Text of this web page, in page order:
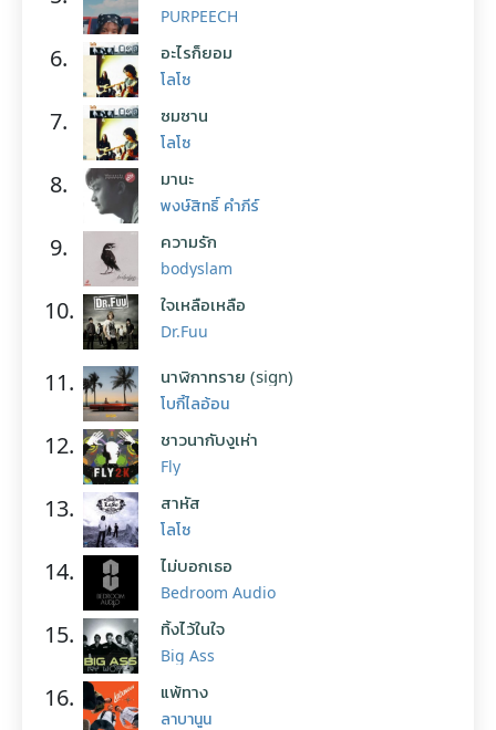
PURPEECH
6. อะไรก็ยอม
โลโซ
7. ซมซาน
โลโซ
8. มานะ
พงษ์สิทธิ์ คำภีร์
9. ความรัก
bodyslam
10. ใจเหลือเหลือ
Dr.Fuu
11. นาฬิกาทราย (sign)
โบกี้ไลอ้อน
12. ชาวนากับงูเห่า
Fly
13. สาหัส
โลโซ
14. ไม่บอกเธอ
Bedroom Audio
15. ทิ้งไว้ในใจ
Big Ass
16. แพ้ทาง
ลาบานูน